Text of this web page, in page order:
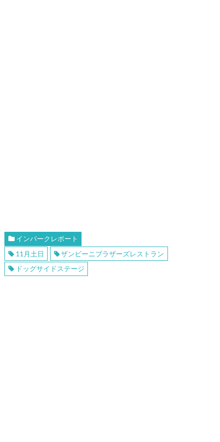
インパークレポート
11月土日
ザンビーニブラザーズレストラン
ドッグサイドステージ